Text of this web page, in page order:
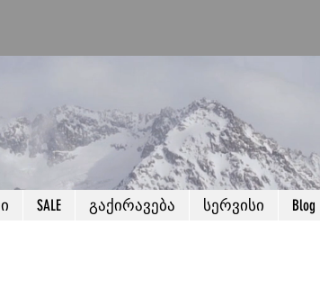
SALE გაქირავება სერვისი Blog